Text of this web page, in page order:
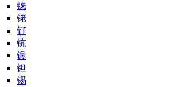
铼
铑
钌
钪
银
钽
锡